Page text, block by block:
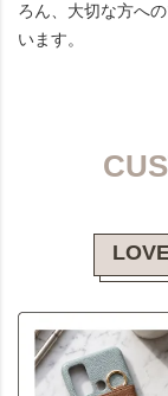
ろん、大切な方へ
います。